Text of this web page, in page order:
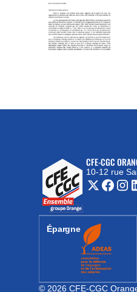
CFE-CGC
10-12 rue
(nouvelle
Épargne
(nouvelle fenêtre)
© 2026 CFE-CGC